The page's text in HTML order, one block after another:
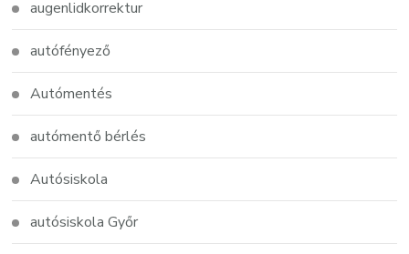
augenlidkorrektur
autófényező
Autómentés
autómentő bérlés
Autósiskola
autósiskola Győr